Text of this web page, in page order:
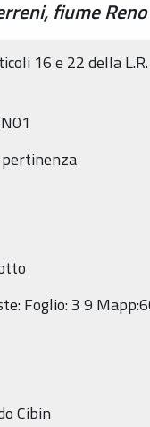
fiume
16 e 22 della
Foglio: 3 9
Cibin